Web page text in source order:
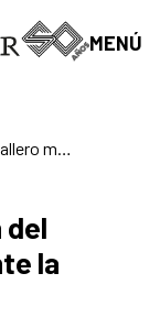
MENÚ
del
la